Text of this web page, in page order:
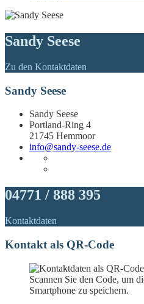
Sandy Seese
Zu den Kontaktdaten
Sandy Seese
Sandy Seese
Portland-Ring 4
21745 Hemmoor
info@sandy-seese.de
04771 / 888 395
Kontaktdaten
Kontakt als QR-Code
Scannen Sie den Code, um
Smartphone zu speichern.